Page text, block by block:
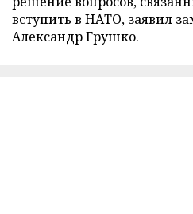
вступить в НАТО, заявил
Александр Грушко.